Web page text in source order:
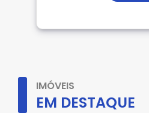
IMÓVEIS
EM DESTAQUE